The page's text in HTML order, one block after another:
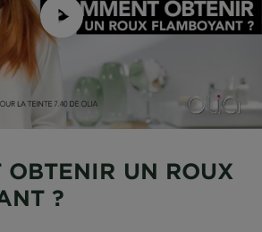
OBTENIR UN ROUX
?